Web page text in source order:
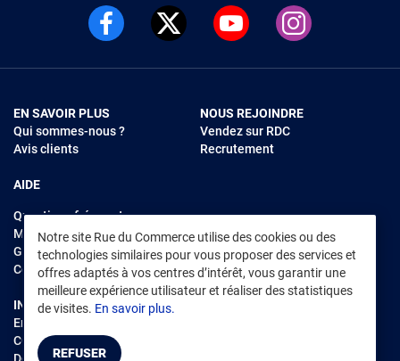
Notre site Rue du Commerce utilise des cookies ou des
technologies similaires pour vous proposer des services et
offres adaptés à vos centres d’intérêt, vous garantir une
meilleure expérience utilisateur et réaliser des statistiques
de visites. En savoir plus.
REFUSER
EN SAVOIR PLUS
Qui sommes-nous ?
Avis clients
AIDE
Questions fréquentes
Modes de règlements
Garantie et retours
Contacter Rue du Commerce
NOUS REJOINDRE
Vendez sur RDC
Recrutement
INFORMATIONS LÉGALES
Environnement
CGV /CGU Marketplace
Données personnelles